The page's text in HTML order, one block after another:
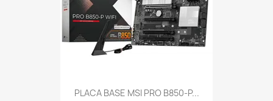
PLACA BASE MSI PRO B850-P...